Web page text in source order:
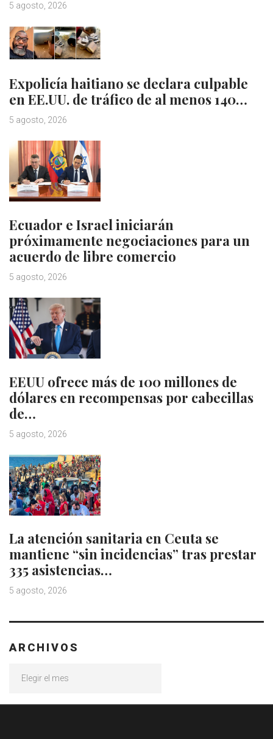
5 agosto, 2026
Expolicía haitiano se declara culpable
en EE.UU. de tráfico de al menos 140…
5 agosto, 2026
Ecuador e Israel iniciarán
próximamente negociaciones para un
acuerdo de libre comercio
5 agosto, 2026
EEUU ofrece más de 100 millones de
dólares en recompensas por cabecillas
de…
5 agosto, 2026
La atención sanitaria en Ceuta se
mantiene “sin incidencias” tras prestar
335 asistencias…
5 agosto, 2026
ARCHIVOS